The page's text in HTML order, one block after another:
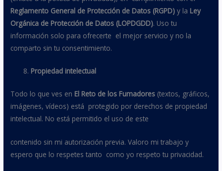
Reglamento General de Protección de Datos (RGPD)y la Ley
Orgánica de Protección de Datos (LOPDGDD). Uso tu
información solo para ofrecerte el mejor servicio y no la
comparto sin tu consentimiento.
Propiedad intelectual
Todo lo que ves en El Reto de los Fumadores (textos, gráficos,
imágenes, vídeos) está protegido por derechos de propiedad
intelectual. No está permitido el uso de este
contenido sin mi autorización previa. Valoro mi trabajo y
espero que lo respetes tanto como yo respeto tu privacidad.